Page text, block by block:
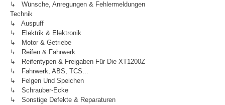
↳ Wünsche, Anregungen & Fehlermeldungen
Technik
↳ Auspuff
↳ Elektrik & Elektronik
↳ Motor & Getriebe
↳ Reifen & Fahrwerk
↳ Reifentypen & Freigaben Für Die XT1200Z
↳ Fahrwerk, ABS, TCS...
↳ Felgen Und Speichen
↳ Schrauber-Ecke
↳ Sonstige Defekte & Reparaturen